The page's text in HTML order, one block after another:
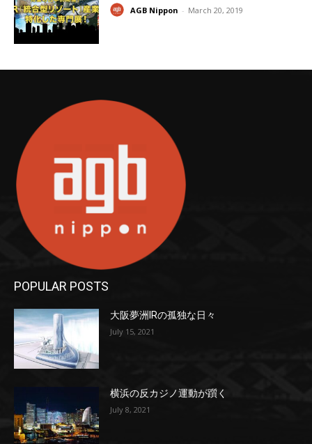
AGB Nippon - March 20, 2019
POPULAR POSTS
大阪夢洲IRの孤独な日々
July 15, 2021
横浜の反カジノ運動が躓く
July 8, 2021